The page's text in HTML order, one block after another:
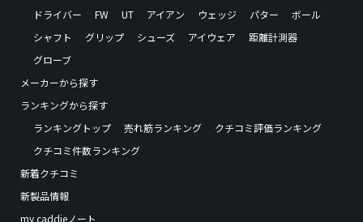
ドライバー
FW UT アイアン ウェッジ パター
ボール
シャフト
グリップ シューズ アイウェア
距離計測器
グローブ
メーカーから探す
ランキングから探す
ランキングトップ
売れ筋ランキング
クチコミ評価ランキング
クチコミ件数ランキング
新着クチコミ
新製品情報
my caddieノート